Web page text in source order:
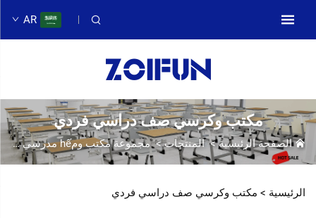
AR
مكتب وكرسي صف دراسي فردي
الصفحة الرئيسية>المنتجات>مجموعة مكتب ومhế مدرسي >
الرئيسية > مكتب وكرسي صف دراسي فردي